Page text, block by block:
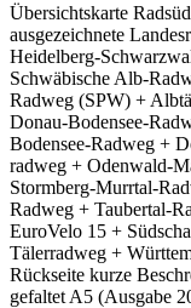
Übersichtskarte
ausgezeichnete
Heidelberg-
Schwäbische Alb-
Radweg (SPW) +
Donau-Bodensee-
Bodensee-Radweg +
radweg + Odenwald-
Stormberg-Murrtal-
Radweg + Taubertal-
EuroVelo 15 +
Tälerradweg +
Rückseite kurze
gefaltet A5 (Ausgabe